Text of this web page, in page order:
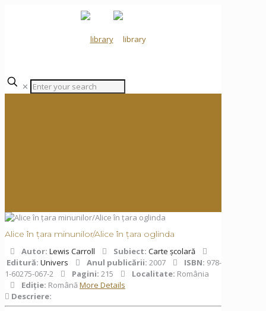
✕
Alice în țara minunilor/Alice în țara oglinda
Autor: Lewis Carroll Subiect: Carte școlară
Editură: Univers Anul publicării: 2007 ISBN: 978-
1-60275-067-2
Pagini: 215 Localitate: România
Ediţie: Română More Details
Descriere: